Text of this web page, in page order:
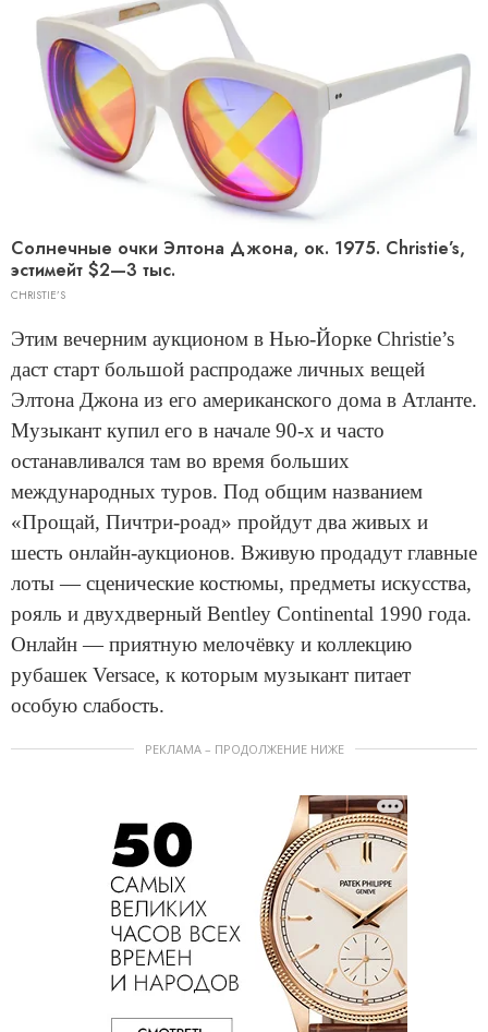
Солнечные очки Элтона Джона, ок. 1975. Christie’s,
эстимейт $2—3 тыс.
CHRISTIE’S
Этим вечерним аукционом в Нью-Йорке Christie’s
даст старт большой распродаже личных вещей
Элтона Джона из его американского дома в Атланте.
Музыкант купил его в начале 90-х и часто
останавливался там во время больших
международных туров. Под общим названием
«Прощай, Пичтри-роад» пройдут два живых и
шесть онлайн-аукционов. Вживую продадут главные
лоты — сценические костюмы, предметы искусства,
рояль и двухдверный Bentley Continental 1990 года.
Онлайн — приятную мелочёвку и коллекцию
рубашек Versace, к которым музыкант питает
особую слабость.
РЕКЛАМА – ПРОДОЛЖЕНИЕ НИЖЕ